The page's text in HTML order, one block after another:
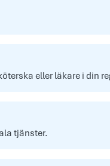
eller läkare i din
tjänster.